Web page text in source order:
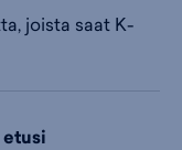
joista saat K-